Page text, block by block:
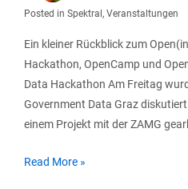
Posted in Spektral , Veranstaltungen
Ein kleiner Rückblick zum
Hackathon, OpenCamp und
Data Hackathon Am Freitag
Government Data Graz
einem Projekt mit der ZAMG
Rückblick
Read More »